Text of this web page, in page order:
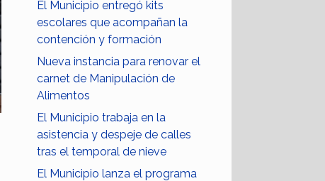
El Municipio entregó kits
escolares que acompañan la
contención y formación
Nueva instancia para renovar el
carnet de Manipulación de
Alimentos
El Municipio trabaja en la
asistencia y despeje de calles
tras el temporal de nieve
El Municipio lanza el programa